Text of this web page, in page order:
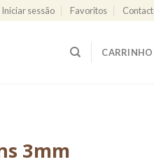
Iniciar sessão Favoritos
3mm